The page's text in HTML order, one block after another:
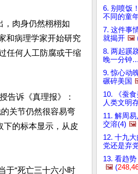
，肉身仍然栩栩如
和病理学家开始研究
任何人工防腐或干缩
告诉《真理报》：
关节仍然很容易弯
下的标本显示，从皮
于“死亡三十六小时
6. 别喷饭
不同的童
7. 这件事
就揭开 🖼️
8. 两起蹊
晚一分钟…
9. 惊心动
碾碎美国
10. 《蚕
人类文明
11. 解周
交溶(4) 🖼️
12. 十九
党还是弃
13. 看趋
🖼️ (